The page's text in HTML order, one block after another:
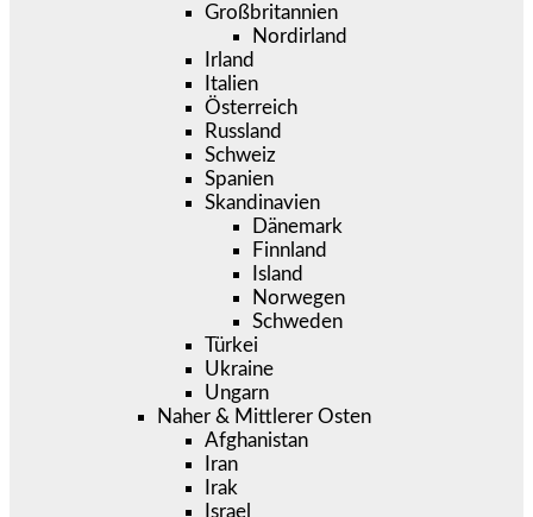
Großbritannien
Nordirland
Irland
Italien
Österreich
Russland
Schweiz
Spanien
Skandinavien
Dänemark
Finnland
Island
Norwegen
Schweden
Türkei
Ukraine
Ungarn
Naher & Mittlerer Osten
Afghanistan
Iran
Irak
Israel